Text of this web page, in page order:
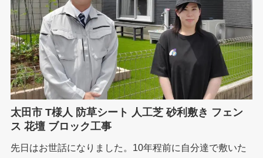
太田市 T様人 防草シート 人工芝 砂利敷き フェン
ス 花壇 ブロック工事
先日はお世話になりました。10年程前に自分達で敷いた